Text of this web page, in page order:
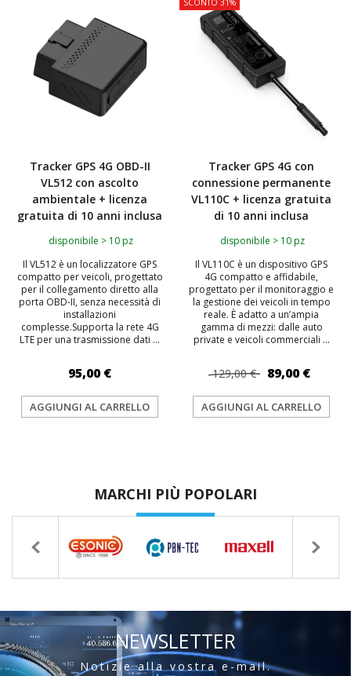
Tracker GPS 4G OBD-II
VL512 con ascolto
ambientale + licenza
gratuita di 10 anni inclusa
disponibile > 10 pz
Il VL512 è un localizzatore GPS
compatto per veicoli, progettato
per il collegamento diretto alla
porta OBD-II, senza necessità di
installazioni
complesse.Supporta la rete 4G
LTE per una trasmissione dati ...
95,00 €
AGGIUNGI AL CARRELLO
SCONTO 31%
Tracker GPS 4G con
connessione permanente
VL110C + licenza gratuita
di 10 anni inclusa
disponibile > 10 pz
Il VL110C è un dispositivo GPS
4G compatto e affidabile,
progettato per il monitoraggio e
la gestione dei veicoli in tempo
reale. È adatto a un’ampia
gamma di mezzi: dalle auto
private e veicoli commerciali ...
129,00 € 89,00 €
AGGIUNGI AL CARRELLO
MARCHI PIÙ POPOLARI
NEWSLETTER
Notizie alla vostra e-mail.